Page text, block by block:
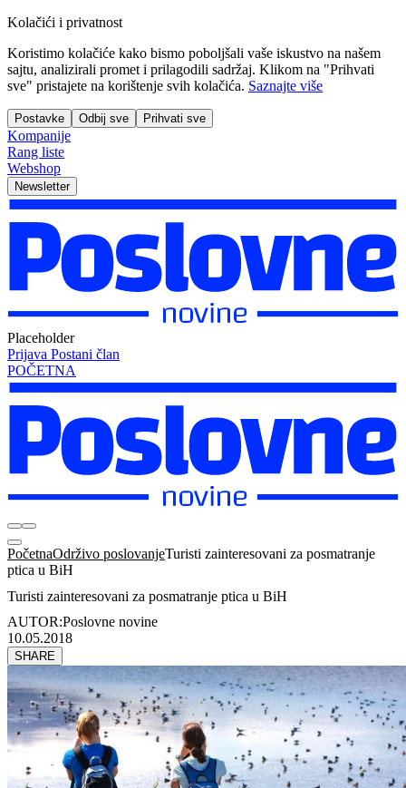
Kolačići i privatnost
Koristimo kolačiće kako bismo poboljšali vaše iskustvo na našem
sajtu, analizirali promet i prilagodili sadržaj. Klikom na "Prihvati
sve" pristajete na korištenje svih kolačića. Saznajte više
Postavke Odbij sve Prihvati sve
Kompanije
Rang liste
Webshop
Newsletter
Placeholder
Prijava Postani član
POČETNA
PočetnaOdrživo poslovanjeTuristi zainteresovani za posmatranje
ptica u BiH
Turisti zainteresovani za posmatranje ptica u BiH
AUTOR:Poslovne novine
10.05.2018
SHARE